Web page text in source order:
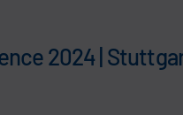
2024 |